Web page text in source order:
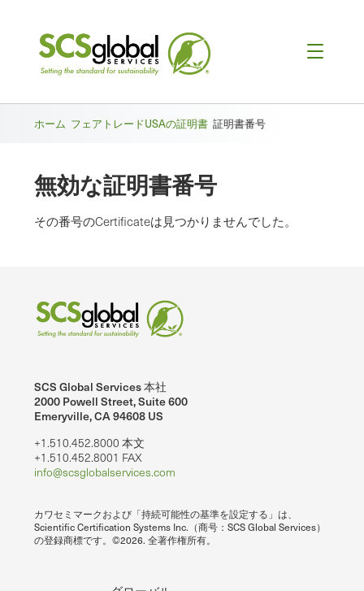
ホーム フェアトレードUSAの証明書 証明書番号
無効な証明書番号
その番号のCertificateは見つかりませんでした。
SCS Global Services 本社
2000 Powell Street, Suite 600
Emeryville, CA 94608 US
+1.510.452.8000 本文
+1.510.452.8001 FAX
info@scsglobalservices.com
カワセミマークおよび「持続可能性の基準を設定する」は、
Scientific Certification Systems Inc.（商号：SCS Global Services）
の登録商標です。©2026. 全著作権所有。